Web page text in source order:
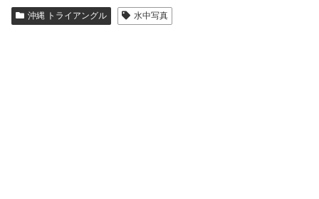
沖縄 トライアングル 水中写真